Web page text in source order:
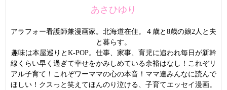
あさひゆり
アラフォー看護師兼漫画家。北海道在住。４歳と8歳の娘2人と夫
と暮らす。
趣味は本屋巡りとK-POP。仕事、家事、育児に追われ毎日が新幹
線くらい早く過ぎて幸せをかみしめている余裕はなし！これぞリ
アル子育て！これぞワーママの心の本音！ママ達みんなに読んで
ほしい！クスっと笑えてほんのり泣ける、子育てエッセイ漫画。